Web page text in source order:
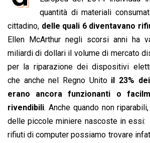
o
o
k
s
A
p
p
e
d
I
n
a
d
s
l
L
i
n
k
t
quantità di materiali
cittadino, delle quali 6 diventavano
Ellen McArthur negli scorsi anni ha
miliardi di dollari il volume di mercato
per la riparazione dei dispositivi
che anche nel Regno Unito il 23%
erano ancora funzionanti o
rivendibili. Anche quando non
delle piccole miniere nascoste in essi:
rifiuti di computer possiamo trovare